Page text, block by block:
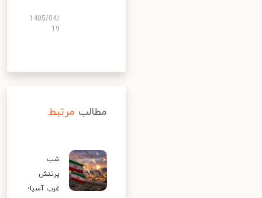
1405/04/
19
مطالب مرتبط
شب
پرتنش
غرب آسیا؛